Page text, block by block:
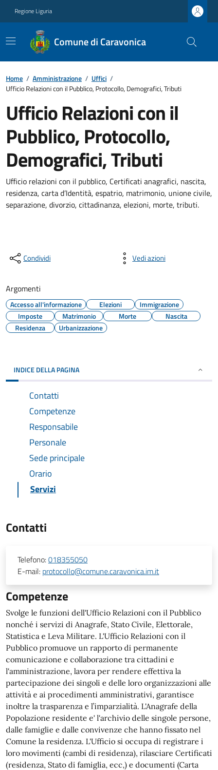
Regione Liguria
Comune di Caravonica
Home / Amministrazione / Uffici /
Ufficio Relazioni con il Pubblico, Protocollo, Demografici, Tributi
Ufficio Relazioni con il
Pubblico, Protocollo,
Demografici, Tributi
Ufficio relazioni con il pubblico, Certificati anagrafici, nascita,
residenza, carta d’Identità, espatrio, matrimonio, unione civile,
separazione, divorzio, cittadinanza, elezioni, morte, tributi.
Condividi Vedi azioni
Argomenti
Accesso all'informazione Elezioni
Immigrazione
Imposte
Matrimonio Morte
Nascita
Residenza
Urbanizzazione
INDICE DELLA PAGINA
Contatti
Competenze
Responsabile
Personale
Sede principale
Orario
Servizi
Contatti
Telefono:018355050
E-mail: protocollo@comune.caravonica.im.it
Competenze
Svolge le funzioni dell'Ufficio Relazioni con il Pubblico
nonché i servizi di Anagrafe, Stato Civile, Elettorale,
Statistica e Leva Militare. L'Ufficio Relazioni con il
Pubblico promuove un rapporto di permanente
comunicazione e collaborazione tra cittadini e
l'amministrazione, lavora per rendere effettiva la
partecipazione dei singoli e delle loro organizzazioni alle
attività e ai procedimenti amministrativi, garantisce
inoltre la trasparenza e l’imparzialità. L'Anagrafe della
Popolazione residente e' l'archivio delle singole persone,
dalle famiglie e dalle convivenze che hanno fissato nel
Comune la residenza. L'Ufficio si occupa di registrare i
loro movimenti (cambi di residenza), rilasciare Certificati
(residenza, Stato di famiglia, ecc,) e documenti (Carta